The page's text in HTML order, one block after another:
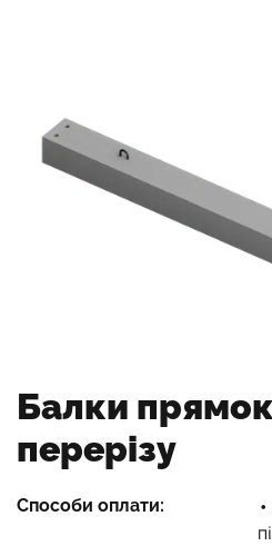
Балки
перерізу
Способи оплати: